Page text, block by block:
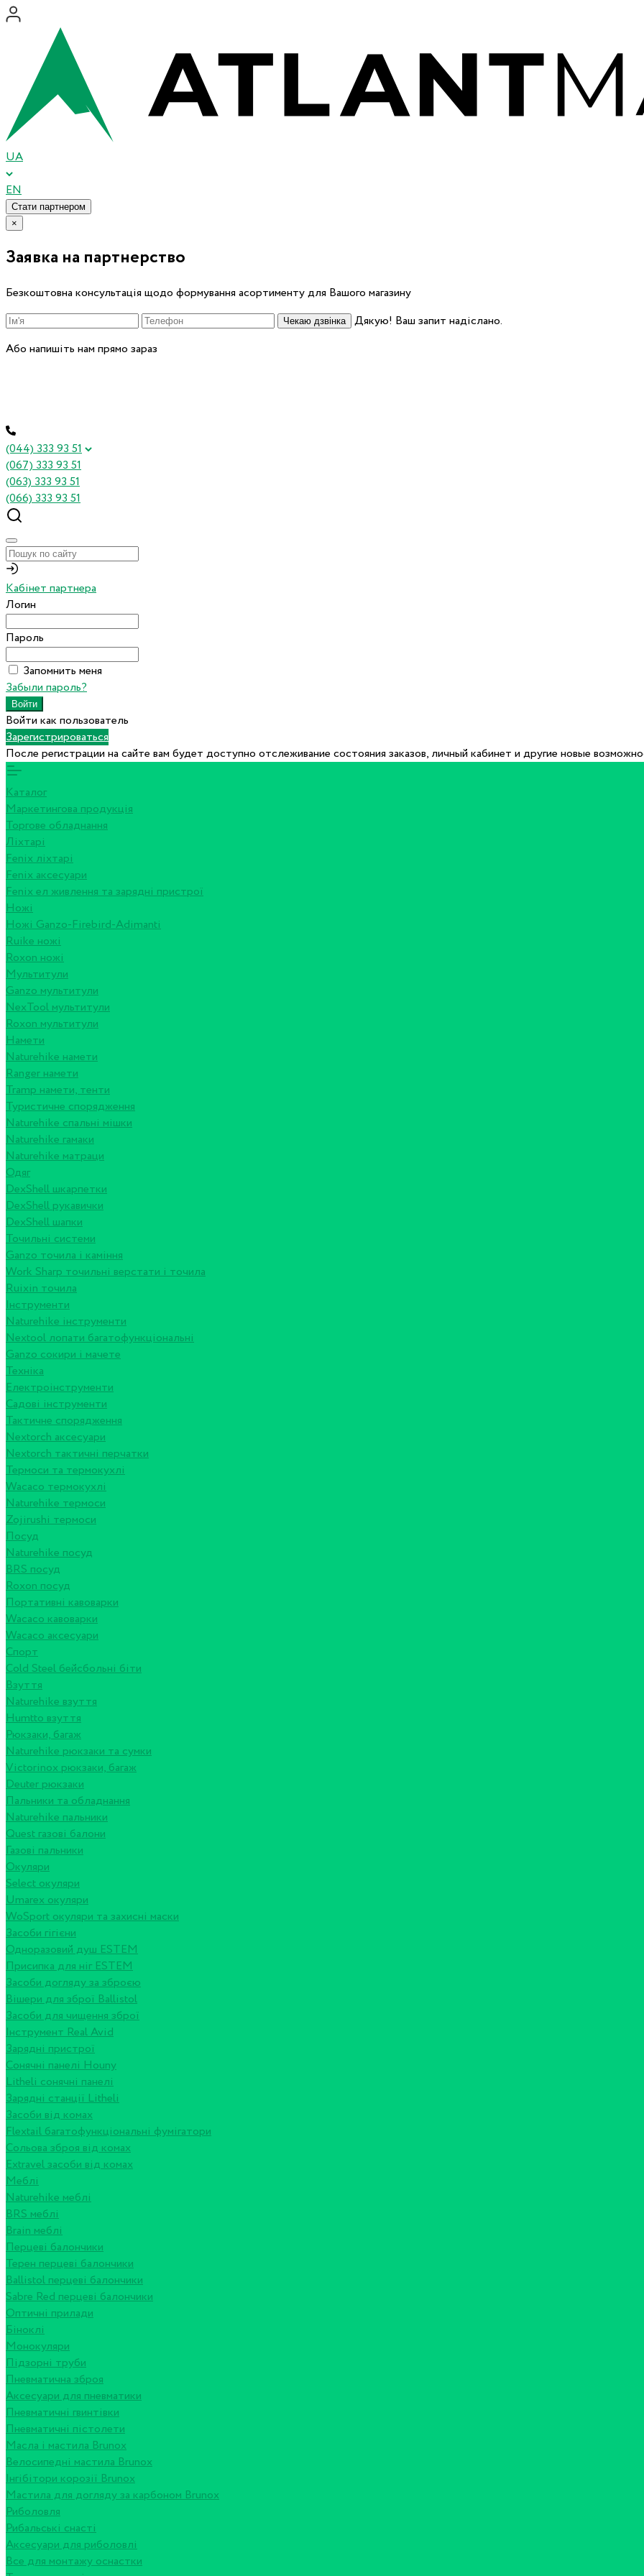
UA
EN
Стати партнером
×
Заявка на партнерство
Безкоштовна консультація щодо формування асортименту для Вашого магазину
Чекаю дзвінка
Дякую! Ваш запит надіслано.
Або напишіть нам прямо зараз
(044) 333 93 51
(067) 333 93 51
(063) 333 93 51
(066) 333 93 51
Кабінет партнера
Логин
Пароль
Запомнить меня
Забыли пароль?
Войти как пользователь
Зарегистрироваться
После регистрации на сайте вам будет доступно отслеживание состояния заказов, личный кабинет и другие новые
Каталог
Маркетингова продукція
Торгове обладнання
Ліхтарі
Fenix ліхтарі
Fenix аксесуари
Fenix ел живлення та зарядні пристрої
Ножі
Ножі Ganzo-Firebird-Adimanti
Ruike ножі
Roxon ножi
Мультитули
Ganzo мультитули
NexTool мультитули
Roxon мультитули
Намети
Naturehike намети
Ranger намети
Tramp намети, тенти
Туристичне спорядження
Naturehike спальні мішки
Naturehike гамаки
Naturehike матраци
Одяг
DexShell шкарпетки
DexShell рукавички
DexShell шапки
Точильні системи
Ganzo точила і каміння
Work Sharp точильні верстати і точила
Ruixin точила
Інструменти
Naturehike інструменти
Nextool лопати багатофункціональні
Ganzo сокири і мачете
Техніка
Електроінструменти
Садові інструменти
Тактичне спорядження
Nextorch аксесуари
Nextorch тактичні перчатки
Термоси та термокухлі
Wacaco термокухлі
Naturehike термоси
Zojirushi термоси
Посуд
Naturehike посуд
BRS посуд
Roxon посуд
Портативні кавоварки
Wacaco кавоварки
Wacaco аксесуари
Спорт
Cold Steel бейсбольні біти
Взуття
Naturehike взуття
Humtto взуття
Рюкзаки, багаж
Naturehike рюкзаки та сумки
Victorinox рюкзаки, багаж
Deuter рюкзаки
Пальники та обладнання
Naturehike пальники
Quest газові балони
Газові пальники
Окуляри
Select окуляри
Umarex окуляри
WoSport окуляри та захисні маски
Засоби гігієни
Одноразовий душ ESTEM
Присипка для ніг ESTEM
Засоби догляду за зброєю
Вішери для зброї Ballistol
Засоби для чищення зброї
Інструмент Real Avid
Зарядні пристрої
Сонячні панелі Houny
Litheli сонячні панелі
Зарядні станції Litheli
Засоби від комах
Flextail багатофункціональні фумігатори
Сольова зброя від комах
Extravel засоби від комах
Меблі
Naturehike меблі
BRS меблі
Brain меблі
Перцеві балончики
Терен перцеві балончики
Ballistol перцеві балончики
Sabre Red перцеві балончики
Оптичні прилади
Біноклі
Монокуляри
Підзорні труби
Пневматична зброя
Аксесуари для пневматики
Пневматичні гвинтівки
Пневматичні пістолети
Масла і мастила Brunox
Велосипедні мастила Brunox
Інгібітори корозії Brunox
Мастила для догляду за карбоном Brunox
Риболовля
Рибальські снасті
Аксесуари для риболовлі
Все для монтажу оснастки